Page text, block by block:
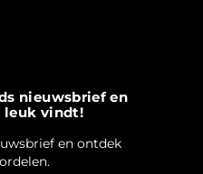
nieuwsbrief en
leuk vindt!
en ontdek